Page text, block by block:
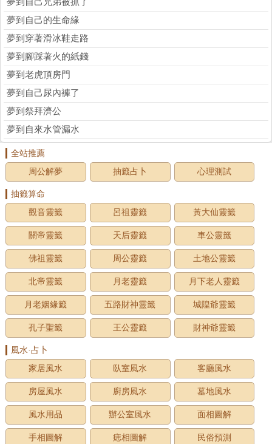
夢到自己兄弟被抓了
夢到自己的生命緣
夢到穿著滑冰鞋走路
夢到腳踩著火的紙錢
夢到老虎頂房門
夢到自己尿內褲了
夢到祭拜濟公
夢到自來水管漏水
全站推薦
周公解夢
抽籤占卜 心理測試
抽籤算命
觀音靈籤
呂祖靈籤 黃大仙靈籤
關帝靈籤 天后靈籤 車公靈籤
佛祖靈籤 周公靈籤 土地公靈籤
北帝靈籤 月老靈籤 月下老人靈籤
月老姻緣籤 五路財神靈籤 城隍爺靈籤
孔子聖籤 王公靈籤 財神爺靈籤
風水·占卜
家居風水
臥室風水 客廳風水
房屋風水 廚房風水 墓地風水
風水用品 辦公室風水 面相圖解
手相圖解 痣相圖解 民俗預測